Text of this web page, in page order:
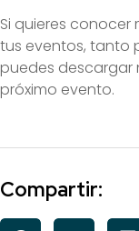
Si quieres
tus eventos, tanto
puedes descargar
próximo evento.
Compartir: